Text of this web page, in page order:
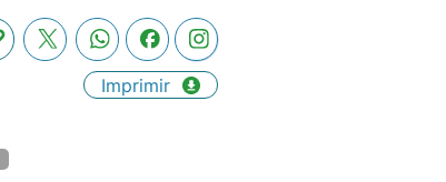
Imprimir